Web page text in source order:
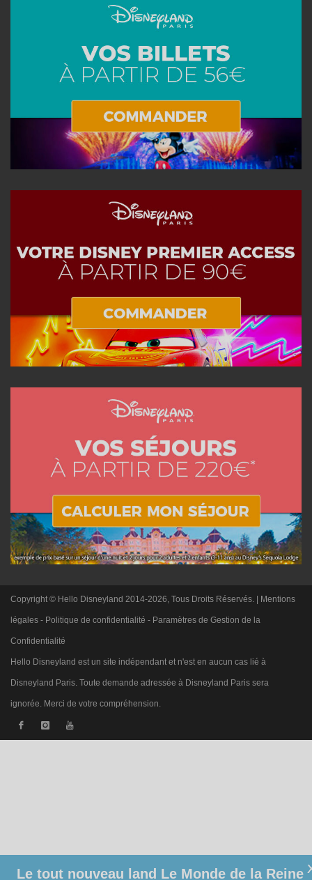
Copyright © Hello Disneyland 2014-2026, Tous Droits Réservés. | Mentions
légales - Politique de confidentialité - Paramètres de Gestion de la
Confidentialité
Hello Disneyland est un site indépendant et n'est en aucun cas lié à
Disneyland Paris. Toute demande adressée à Disneyland Paris sera
ignorée. Merci de votre compréhension.
Le tout nouveau land Le Monde de la Reine